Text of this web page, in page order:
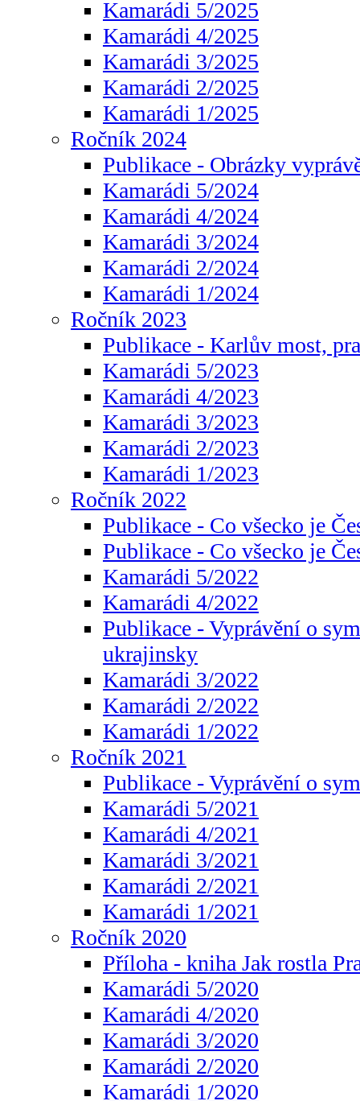
Kamarádi 5/2025
Kamarádi 4/2025
Kamarádi 3/2025
Kamarádi 2/2025
Kamarádi 1/2025
Ročník 2024
Publikace - Obrázky
Kamarádi 5/2024
Kamarádi 4/2024
Kamarádi 3/2024
Kamarádi 2/2024
Kamarádi 1/2024
Ročník 2023
Publikace - Karlův most,
Kamarádi 5/2023
Kamarádi 4/2023
Kamarádi 3/2023
Kamarádi 2/2023
Kamarádi 1/2023
Ročník 2022
Publikace - Co všecko je
Publikace - Co všecko je
Kamarádi 5/2022
Kamarádi 4/2022
Publikace - Vyprávění o
ukrajinsky
Kamarádi 3/2022
Kamarádi 2/2022
Kamarádi 1/2022
Ročník 2021
Publikace - Vyprávění o
Kamarádi 5/2021
Kamarádi 4/2021
Kamarádi 3/2021
Kamarádi 2/2021
Kamarádi 1/2021
Ročník 2020
Příloha - kniha Jak rostla
Kamarádi 5/2020
Kamarádi 4/2020
Kamarádi 3/2020
Kamarádi 2/2020
Kamarádi 1/2020